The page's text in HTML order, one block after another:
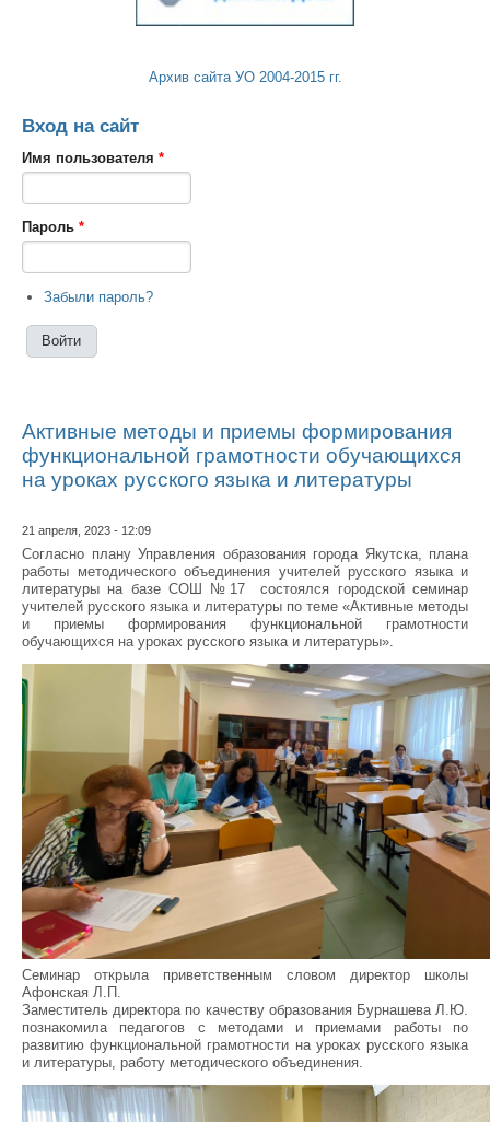
Архив сайта УО 2004-2015 гг.
Вход на сайт
Имя пользователя *
Пароль *
Забыли пароль?
Активные методы и приемы формирования
функциональной грамотности обучающихся
на уроках русского языка и литературы
21 апреля, 2023 - 12:09
Согласно плану Управления образования города Якутска, плана
работы методического объединения учителей русского языка и
литературы на базе СОШ №17 состоялся городской семинар
учителей русского языка и литературы по теме «Активные методы
и приемы формирования функциональной грамотности
обучающихся на уроках русского языка и литературы».
Семинар открыла приветственным словом директор школы
Афонская Л.П.
Заместитель директора по качеству образования Бурнашева Л.Ю.
познакомила педагогов с методами и приемами работы по
развитию функциональной грамотности на уроках русского языка
и литературы, работу методического объединения.